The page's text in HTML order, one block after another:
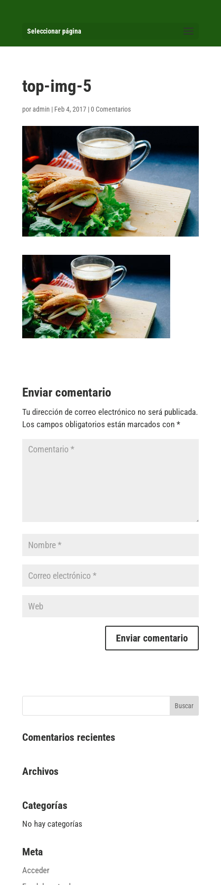
Seleccionar página
top-img-5
poradmin | Feb 4, 2017|0 Comentarios
Enviar comentario
Tu dirección de correo electrónico no será publicada.
Los campos obligatorios están marcados con *
Comentarios recientes
Archivos
Categorías
No hay categorías
Meta
Acceder